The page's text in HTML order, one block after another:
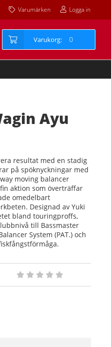
Varumärken Logga in
0
Ayu
resultat med en stadig
på spöknyckningar med
moving balancer
aktion som överträffar
omedelbart
Designad av Yuki
bland touringproffs,
till Bassmaster
System (PAT.) och